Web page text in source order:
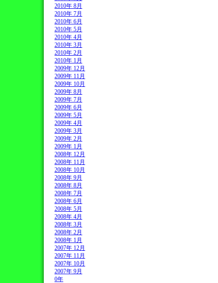
2010年 8月
2010年 7月
2010年 6月
2010年 5月
2010年 4月
2010年 3月
2010年 2月
2010年 1月
2009年 12月
2009年 11月
2009年 10月
2009年 8月
2009年 7月
2009年 6月
2009年 5月
2009年 4月
2009年 3月
2009年 2月
2009年 1月
2008年 12月
2008年 11月
2008年 10月
2008年 9月
2008年 8月
2008年 7月
2008年 6月
2008年 5月
2008年 4月
2008年 3月
2008年 2月
2008年 1月
2007年 12月
2007年 11月
2007年 10月
2007年 9月
0年